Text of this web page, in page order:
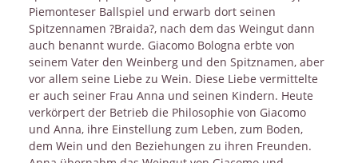
Piemonteser Ballspiel und erwarb dort seinen
Spitzennamen ?Braida?, nach dem das Weingut dann
auch benannt wurde. Giacomo Bologna erbte von
seinem Vater den Weinberg und den Spitznamen, aber
vor allem seine Liebe zu Wein. Diese Liebe vermittelte
er auch seiner Frau Anna und seinen Kindern. Heute
verkörpert der Betrieb die Philosophie von Giacomo
und Anna, ihre Einstellung zum Leben, zum Boden,
dem Wein und den Beziehungen zu ihren Freunden.